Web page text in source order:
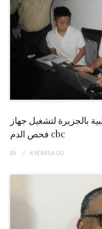
بالجزيرة لتشغيل جهاز
فحص الدم cbc
BY 4 YEARSAGO